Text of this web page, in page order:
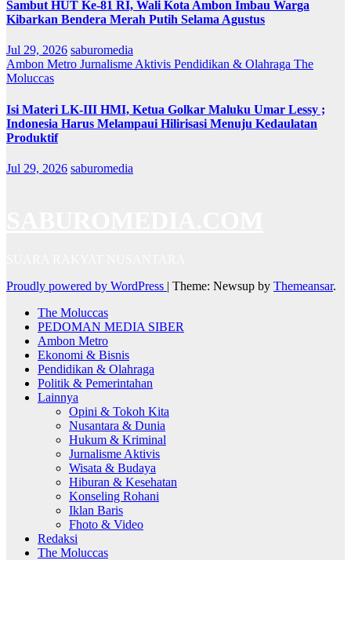
Sambut HUT Ke-81 RI, Wali Kota Ambon Imbau Warga
Kibarkan Bendera Merah Putih Selama Agustus
Jul 29, 2026 saburomedia
Ambon Metro Jurnalisme Aktivis Pendidikan & Olahraga The
Moluccas
Isi Materi LK-III HMI, Ketua Golkar Maluku Umar Lessy ;
Indonesia Harus Melampaui Hilirisasi Menuju Kedaulatan
Produktif
Jul 29, 2026 saburomedia
Proudly powered by WordPress | Theme: Newsup by Themeansar.
The Moluccas
PEDOMAN MEDIA SIBER
Ambon Metro
Ekonomi & Bisnis
Pendidikan & Olahraga
Politik & Pemerintahan
Lainnya
Opini & Tokoh Kita
Nusantara & Dunia
Hukum & Kriminal
Jurnalisme Aktivis
Wisata & Budaya
Hiburan & Kesehatan
Konseling Rohani
Iklan Baris
Fhoto & Video
Redaksi
The Moluccas